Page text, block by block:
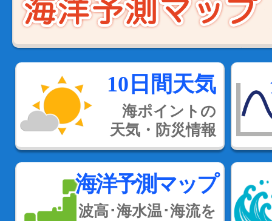
10日間天気
海ポイントの
天気・防災情報
海洋予測マップ
波高･海水温･海流を